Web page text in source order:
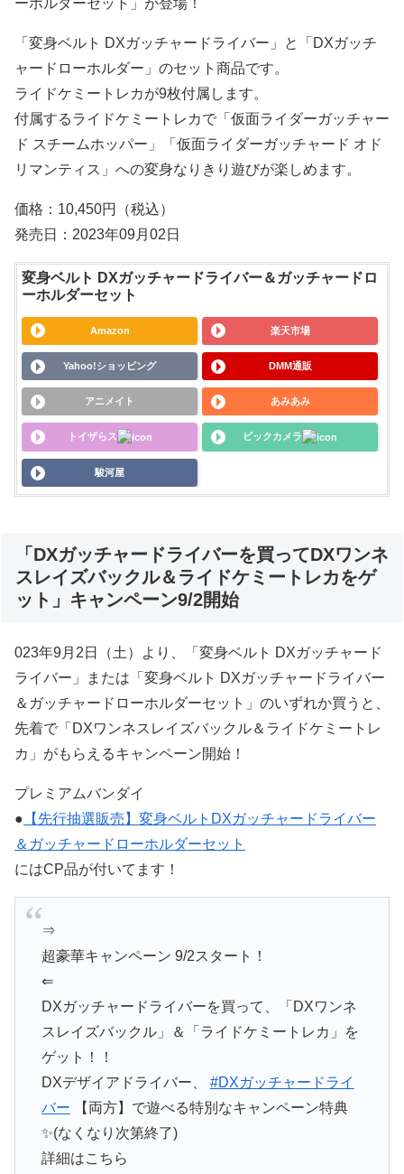
「変身ベルト DXガッチャードライバー」と「DXガッチ
ャードローホルダー」のセット商品です。
ライドケミートレカが9枚付属します。
付属するライドケミートレカで「仮面ライダーガッチャー
ド スチームホッパー」「仮面ライダーガッチャード オド
リマンティス」への変身なりきり遊びが楽しめます。
価格：10,450円（税込）
発売日：2023年09月02日
変身ベルト DXガッチャードライバー＆ガッチャードロ
ーホルダーセット
Amazon 楽天市場
Yahoo!ショッピング DMM通販
アニメイト あみあみ
トイザらス ビックカメラ
駿河屋
「DXガッチャードライバーを買ってDXワンネ
スレイズバックル＆ライドケミートレカをゲ
ット」キャンペーン9/2開始
023年9月2日（土）より、「変身ベルト DXガッチャード
ライバー」または「変身ベルト DXガッチャードライバー
＆ガッチャードローホルダーセット」のいずれか買うと、
先着で「DXワンネスレイズバックル＆ライドケミートレ
カ」がもらえるキャンペーン開始！
プレミアムバンダイ
● 【先行抽選販売】変身ベルトDXガッチャードライバー
＆ガッチャードローホルダーセット
にはCP品が付いてます！
⇒
超豪華キャンペーン 9/2スタート！
⇐
DXガッチャードライバーを買って、「DXワンネ
スレイズバックル」＆「ライドケミートレカ」を
ゲット！！
DXデザイアドライバー、 #DXガッチャードライ
バー 【両方】で遊べる特別なキャンペーン特典
✨(なくなり次第終了)
詳細はこちら